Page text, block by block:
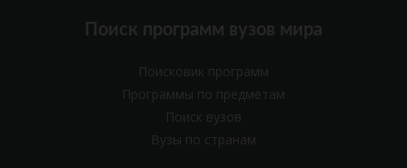
Поиск программ вузов мира
Поисковик программ
Программы по предметам
Поиск вузов
Вузы по странам